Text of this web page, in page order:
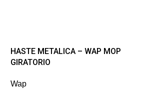
HASTE METALICA – WAP MOP
GIRATORIO
Wap